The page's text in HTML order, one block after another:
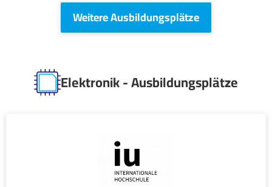
Weitere Ausbildungsplätze
Elektronik - Ausbildungsplätze